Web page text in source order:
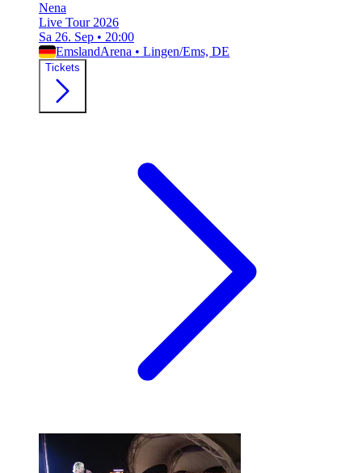
Nena
Live Tour 2026
Sa 26. Sep • 20:00
EmslandArena • Lingen/Ems, DE
Tickets